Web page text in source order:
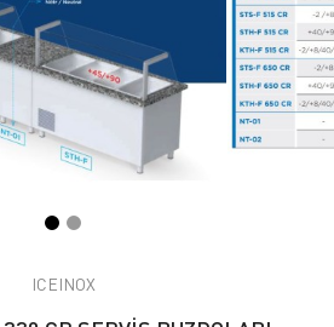
ICEINOX